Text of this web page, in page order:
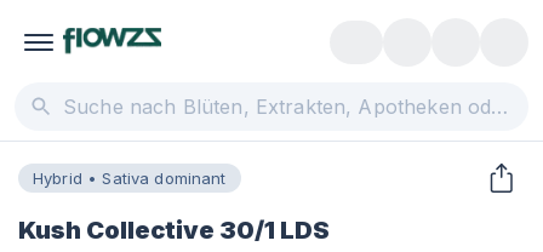
Hybrid • Sativa dominant
Kush Collective 30/1 LDS